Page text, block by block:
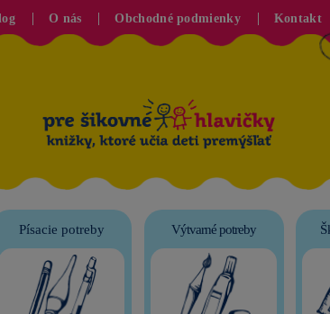
O nás Obchodné podmienky Kontakt
Písacie potreby Výtvarné potreby